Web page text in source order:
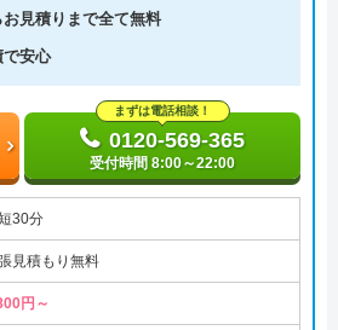
見積りまで全て無料
安心
まずは電話相談！
0120-569-365
受付時間 8:00～22:00
30分
見積もり無料
円～